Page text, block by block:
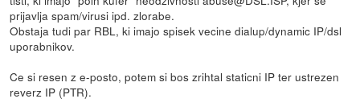
prijavlja spam/virusi ipd. zlorabe.
Obstaja tudi par RBL, ki imajo spisek vecine dialup/dynamic IP/dsl
uporabnikov.
Ce si resen z e-posto, potem si bos zrihtal staticni IP ter ustrezen
reverz IP (PTR).